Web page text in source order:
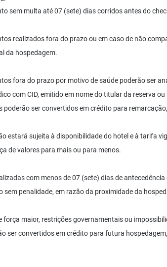
sem multa até 07 (sete) dias corridos antes do
realizados fora do prazo ou em caso de não
da hospedagem.
fora do prazo por motivo de saúde poderão ser
com CID, emitido em nome do titular da reserva
poderão ser convertidos em crédito para
estará sujeita à disponibilidade do hotel e à tarifa
de valores para mais ou para menos.
com menos de 07 (sete) dias de
sem penalidade, em razão da proximidade da
força maior, restrições governamentais ou
ser convertidos em crédito para futura